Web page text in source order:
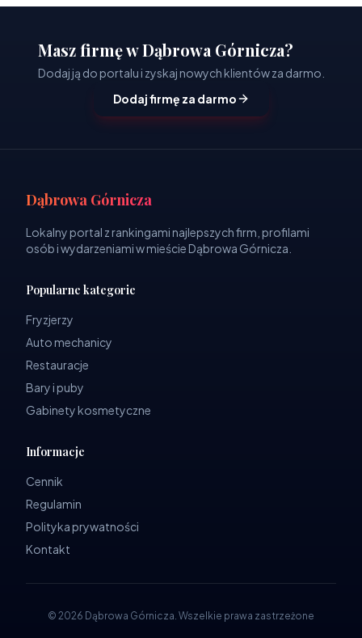
Masz firmę w Dąbrowa Górnicza?
Dodaj ją do portalu i zyskaj nowych klientów za darmo.
Dodaj firmę za darmo
Dąbrowa Górnicza
Lokalny portal z rankingami najlepszych firm, profilami
osób i wydarzeniami w mieście Dąbrowa Górnicza.
Popularne kategorie
Fryzjerzy
Auto mechanicy
Restauracje
Bary i puby
Gabinety kosmetyczne
Informacje
Cennik
Regulamin
Polityka prywatności
Kontakt
© 2026 Dąbrowa Górnicza. Wszelkie prawa zastrzeżone